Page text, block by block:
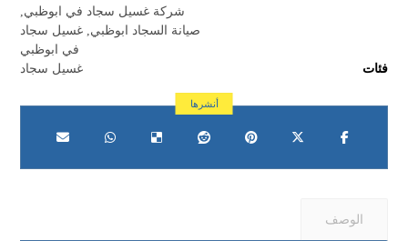
شركة غسيل سجاد في ابوظبي
صيانة السجاد ابوظبي غسيل سجاد
في ابوظبي
فئات
غسيل سجاد
الوصف